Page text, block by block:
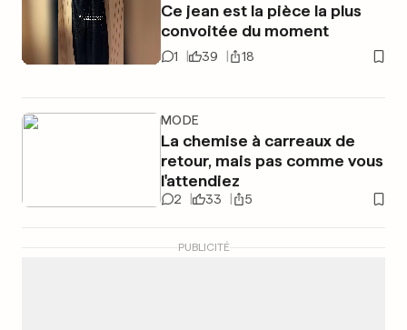
Ce jean est la pièce la plus
convoitée du moment
1 39 18
MODE
La chemise à carreaux de
retour, mais pas comme vous
l'attendiez
2 33 5
PUBLICITÉ